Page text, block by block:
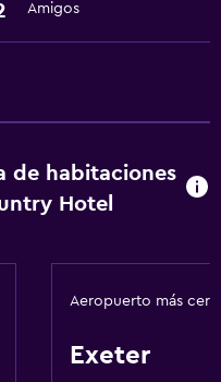
Amigos
de habitaciones
Hotel
Aeropuerto más
Exeter